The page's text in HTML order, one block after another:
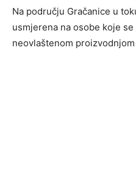
Na području Gračanice u
usmjerena na osobe koje
neovlaštenom